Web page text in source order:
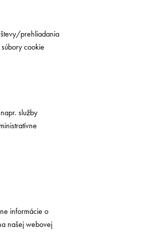
prehliadania
cookie
služby
informácie o
našej webovej